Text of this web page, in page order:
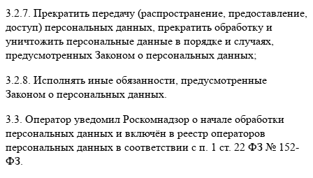
3.2.7. Прекратить передачу (распространение, предоставление,
доступ) персональных данных, прекратить обработку и
уничтожить персональные данные в порядке и случаях,
предусмотренных Законом о персональных данных;
3.2.8. Исполнять иные обязанности, предусмотренные
Законом о персональных данных.
3.3. Оператор уведомил Роскомнадзор о начале обработки
персональных данных и включён в реестр операторов
персональных данных в соответствии с п. 1 ст. 22 ФЗ № 152-
ФЗ.